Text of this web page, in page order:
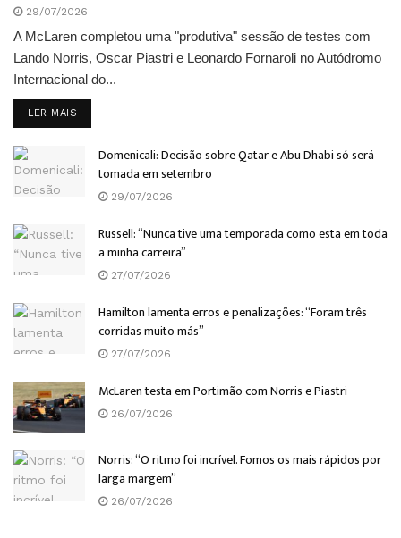
29/07/2026
A McLaren completou uma "produtiva" sessão de testes com
Lando Norris, Oscar Piastri e Leonardo Fornaroli no Autódromo
Internacional do...
LER MAIS
Domenicali: Decisão sobre Qatar e Abu Dhabi só será
tomada em setembro
29/07/2026
Russell: “Nunca tive uma temporada como esta em toda
a minha carreira”
27/07/2026
Hamilton lamenta erros e penalizações: “Foram três
corridas muito más”
27/07/2026
McLaren testa em Portimão com Norris e Piastri
26/07/2026
Norris: “O ritmo foi incrível. Fomos os mais rápidos por
larga margem”
26/07/2026